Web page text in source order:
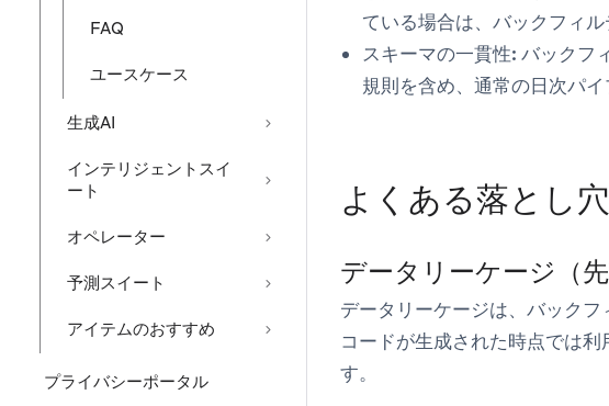
FAQ
ユースケース
生成AI
インテリジェントスイ
ート
オペレーター
予測スイート
アイテムのおすすめ
プライバシーポータル
ている場合は、バックフィ
スキーマの一貫性: バックフ
規則を含め、通常の日次パ
よくある落とし穴
データリーケージ（
データリーケージは、バック
コードが生成された時点では
す。